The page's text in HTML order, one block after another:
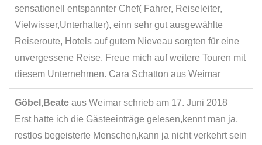
sensationell entspannter Chef( Fahrer, Reiseleiter,
Vielwisser,Unterhalter), einn sehr gut ausgewählte
Reiseroute, Hotels auf gutem Nieveau sorgten für eine
unvergessene Reise. Freue mich auf weitere Touren mit
diesem Unternehmen. Cara Schatton aus Weimar
Göbel,Beate aus Weimar schrieb am 17. Juni 2018
Erst hatte ich die Gästeeinträge gelesen,kennt man ja,
restlos begeisterte Menschen,kann ja nicht verkehrt sein